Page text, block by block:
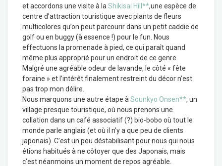
et accordons une visite à la Shikisai Hill**,une espèce de
centre d’attraction touristique avec plants de fleurs
multicolores qu’on peut parcourir dans un petit caddie de
golf ou en buggy (à essence !) pour le fun. Nous
effectuons la promenade à pied, ce qui paraît quand
même plus approprié pour un endroit de ce genre.
Malgré une agréable odeur de lavande, le côté « fête
foraine » et l’intérêt finalement restreint du décor n’est
pas trop mon délire.
Nous marquons une autre étape à Sounkyo Onsen**, un
village presque touristique, où nous prenons une
collation dans un café associatif (?) bio-bobo où tout le
monde parle anglais (et où il n’y a que peu de clients
japonais). C’est un peu déstabilisant pour nous qui nous
étions habitués à ne côtoyer que des Japonais, mais
c’est néanmoins un moment de repos agréable.